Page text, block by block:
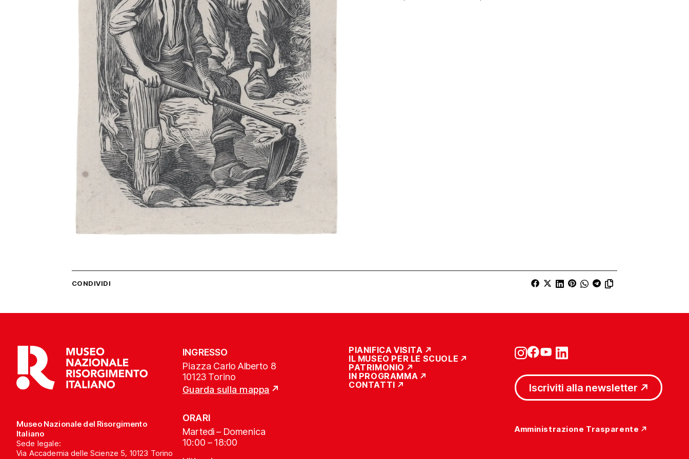
CONDIVIDI
Museo Nazionale del Risorgimento
Italiano
Sede legale:
Via Accademia delle Scienze 5, 10123 Torino
INGRESSO
Piazza Carlo Alberto 8
10123 Torino
Guarda sulla mappa
ORARI
Martedì – Domenica
10:00 – 18:00
PIANIFICA VISITA
IL MUSEO PER LE SCUOLE
PATRIMONIO
IN PROGRAMMA
CONTATTI
Iscriviti alla newsletter
Amministrazione Trasparente